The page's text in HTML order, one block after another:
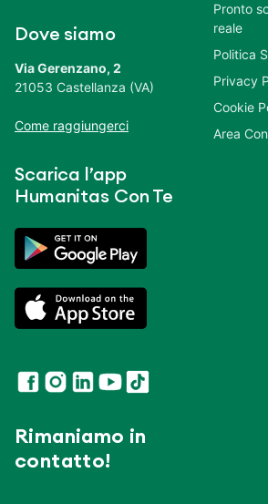
Dove siamo
Via Gerenzano, 2
21053 Castellanza (VA)
Come raggiungerci
Scarica l’app
Humanitas Con Te
Rimaniamo in
contatto!
Pronto
reale
Politica
Privacy
Cookie
Area